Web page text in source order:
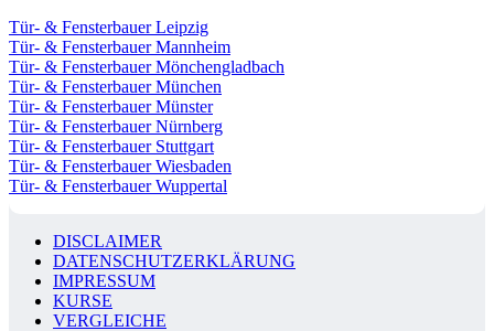
Tür- & Fensterbauer Leipzig
Tür- & Fensterbauer Mannheim
Tür- & Fensterbauer Mönchengladbach
Tür- & Fensterbauer München
Tür- & Fensterbauer Münster
Tür- & Fensterbauer Nürnberg
Tür- & Fensterbauer Stuttgart
Tür- & Fensterbauer Wiesbaden
Tür- & Fensterbauer Wuppertal
DISCLAIMER
DATENSCHUTZERKLÄRUNG
IMPRESSUM
KURSE
VERGLEICHE